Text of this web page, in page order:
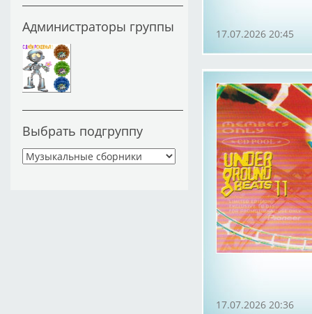
Администраторы группы
Выбрать подгруппу
17.07.2026 20:45
17.07.2026 20:36